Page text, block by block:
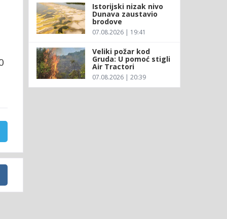
Istorijski nizak nivo
Dunava zaustavio
brodove
07.08.2026 | 19:41
Veliki požar kod
Gruda: U pomoć stigli
Air Tractori
07.08.2026 | 20:39